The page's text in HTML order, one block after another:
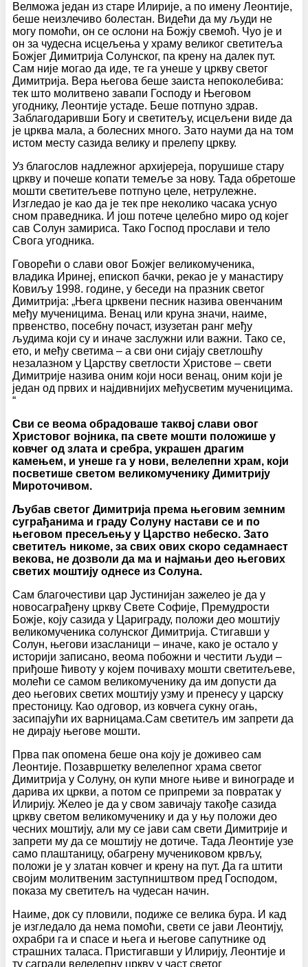
Велможа један из старе Илирије, а по имену Леонтије,
беше неизлечиво болестан. Видећи да му људи не
могу помоћи, он се ослони на Божју свемоћ. Чуо је и
он за чудесна исцељења у храму великог светитеља
Божјег Димитрија Солунског, па крену на далек пут.
Сам није могао да иде, те га унеше у цркву светог
Димитрија. Вера његова беше заиста непоколебива:
тек што молитвено завапи Господу и Његовом
угоднику, Леонтије устаде. Беше потпуно здрав.
Заблагодаривши Богу и светитељу, исцељени виде да
је црква мала, а болесних много. Зато науми да на том
истом месту сазида велику и прелепу цркву.
Уз благослов надлежног архијереја, порушише стару
цркву и почеше копати темеље за нову. Тада обретоше
мошти светитељеве потпуно целе, нетрулежне.
Изгледао је као да је тек пре неколико часака уснуо
сном праведника. И још потече целебно миро од којег
сав Солун замириса. Тако Господ прослави и тело
Свога угодника.
Говорећи о слави овог Божјег великомученика,
владика Иринеј, епископ бачки, рекао је у манастиру
Ковиљу 1998. године, у беседи на празник светог
Димитрија: „Њега црквени песник назива овенчаним
међу мученицима. Венац или круна значи, наиме,
првенство, посебну почаст, изузетан ранг међу
људима који су и иначе заслужни или важни. Тако се,
ето, и међу светима – а сви они сијају светлошћу
незалазном у Царству светлости Христове – свети
Димитрије назива оним који носи венац, оним који је
један од првих и најдивнијих међусветим мученицима.
“
Сви се веома обрадоваше таквој слави овог
Христовог војника, па свете мошти положише у
ковчег од злата и сребра, украшен драгим
камењем, и унеше га у нови, велелепни храм, који
посветише светом великомученику Димитрију
Мироточивом.
Љубав светог Димитрија према његовим земним
суграђанима и граду Солуну настави се и по
његовом пресељењу у Царство небеско. Зато
светитељ никоме, за свих ових скоро седамнаест
векова, не дозволи да ма и најмањи део његових
светих моштију однесе из Солуна.
Сам благочестиви цар Јустинијан зажелео је да у
новосаграђену цркву Свете Софије, Премудрости
Божје, коју сазида у Цариграду, положи део моштију
великомученика солунског Димитрија. Стигавши у
Солун, његови изасланици – иначе, како је остало у
историји записано, веома побожни и честити људи –
приђоше ћивоту у којем почиваху мошти светитељеве,
молећи се самом великомученику да им допусти да
део његових светих моштију узму и пренесу у царску
престоницу. Као одговор, из ковчега сукну огањ,
засипајући их варницама.Сам светитељ им запрети да
не дирају његове мошти.
Прва пак опомена беше она коју је доживео сам
Леонтије. Позавршетку велелепног храма светог
Димитрија у Солуну, он купи многе њиве и винограде и
дарива их цркви, а потом се припреми за повратак у
Илирију. Желео је да у свом завичају такође сазида
цркву светом великомученику и да у њу положи део
чесних моштију, али му се јави сам свети Димитрије и
запрети му да се моштију не дотиче. Тада Леонтије узе
само плаштаницу, обагрену мучениковом крвљу,
положи је у златан ковчег и крену на пут. Да га штити
својим молитвеним заступништвом пред Господом,
показа му светитељ на чудесан начин.
Наиме, док су пловили, подиже се велика бура. И кад
је изгледало да нема помоћи, свети се јави Леонтију,
охрабри га и спасе и њега и његове сапутнике од
страшних таласа. Пристигавши у Илирију, Леонтије и
ту сагради велелепну цркву у част светог